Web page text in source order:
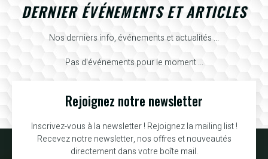
DERNIER ÉVÉNEMENTS ET ARTICLES
Nos derniers info, événements et actualités ...
Pas d'événements pour le moment ...
Rejoignez notre newsletter
Inscrivez-vous à la newsletter ! Rejoignez la mailing list !
Recevez notre newsletter, nos offres et nouveautés
directement dans votre boîte mail.